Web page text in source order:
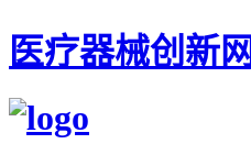
医疗器械创新网